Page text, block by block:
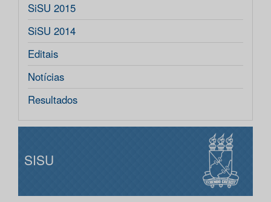
SiSU 2015
SiSU 2014
Editais
Notícias
Resultados
SISU